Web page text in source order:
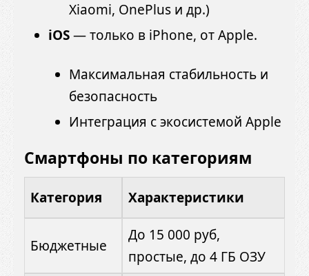
Xiaomi, OnePlus и др.)
iOS— только в iPhone, от Apple.
Максимальная стабильность и
безопасность
Интеграция с экосистемой Apple
Смартфоны по категориям
Категория Характеристики
Бюджетные
До 15 000 руб,
простые, до 4 ГБ ОЗУ